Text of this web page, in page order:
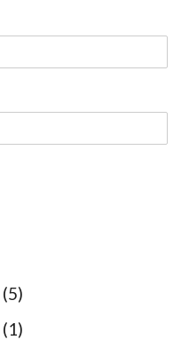
(5)
(1)